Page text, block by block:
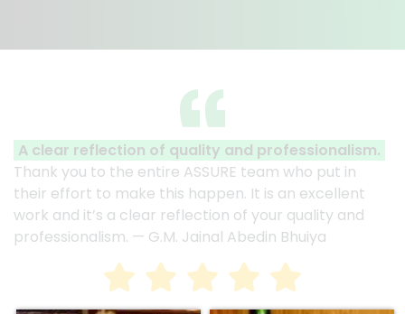
A clear reflection of quality and professionalism.
Thank you to the entire ASSURE team who put in
their effort to make this happen. It is an excellent
work and it’s a clear reflection of your quality and
professionalism. — G.M. Jainal Abedin Bhuiya